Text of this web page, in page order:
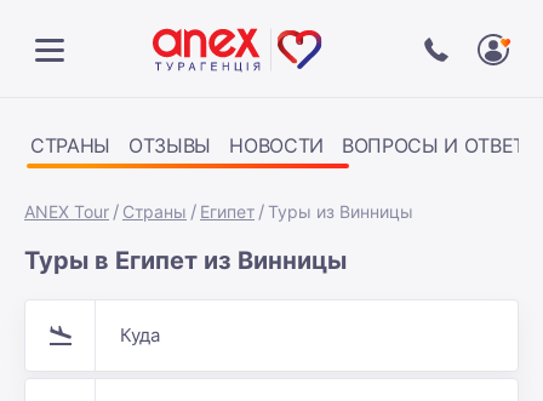
СТРАНЫ ОТЗЫВЫ НОВОСТИ ВОПРОСЫ И ОТВЕТЫ
ANEX Tour Страны Египет Туры из Винницы
Туры в Египет из Винницы
Куда